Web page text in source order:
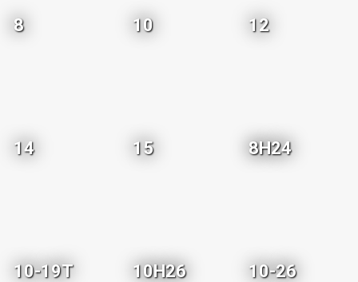
8 10 12
14 15 8H24
10-19T 10H26 10-26